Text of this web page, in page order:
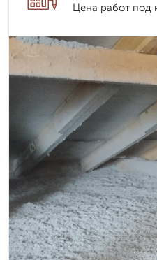
Цена работ под